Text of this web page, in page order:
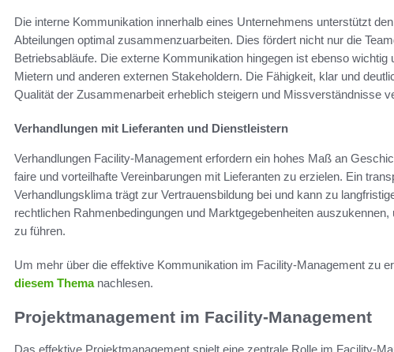
Die interne Kommunikation innerhalb eines Unternehmens unterstützt
Abteilungen optimal zusammenzuarbeiten. Dies fördert nicht nur die
Betriebsabläufe. Die externe Kommunikation hingegen ist ebenso
Mietern und anderen externen Stakeholdern. Die Fähigkeit, klar und
Qualität der Zusammenarbeit erheblich steigern und Missverständnisse
Verhandlungen mit Lieferanten und Dienstleistern
Verhandlungen Facility-Management erfordern ein hohes Maß an
faire und vorteilhafte Vereinbarungen mit Lieferanten zu erzielen. Ein
Verhandlungsklima trägt zur Vertrauensbildung bei und kann zu
rechtlichen Rahmenbedingungen und Marktgegebenheiten
zu führen.
Um mehr über die effektive Kommunikation im Facility-Management zu
diesem Themanachlesen.
Projektmanagement im Facility-Management
Das effektive Projektmanagement spielt eine zentrale Rolle im Facility-